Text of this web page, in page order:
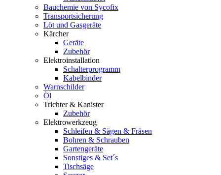
Bauchemie von Sycofix
Transportsicherung
Löt und Gasgeräte
Kärcher
Geräte
Zubehör
Elektroinstallation
Schalterprogramm
Kabelbinder
Warnschilder
Öl
Trichter & Kanister
Zubehör
Elektrowerkzeug
Schleifen & Sägen & Fräsen
Bohren & Schrauben
Gartengeräte
Sonstiges & Set´s
Tischsäge